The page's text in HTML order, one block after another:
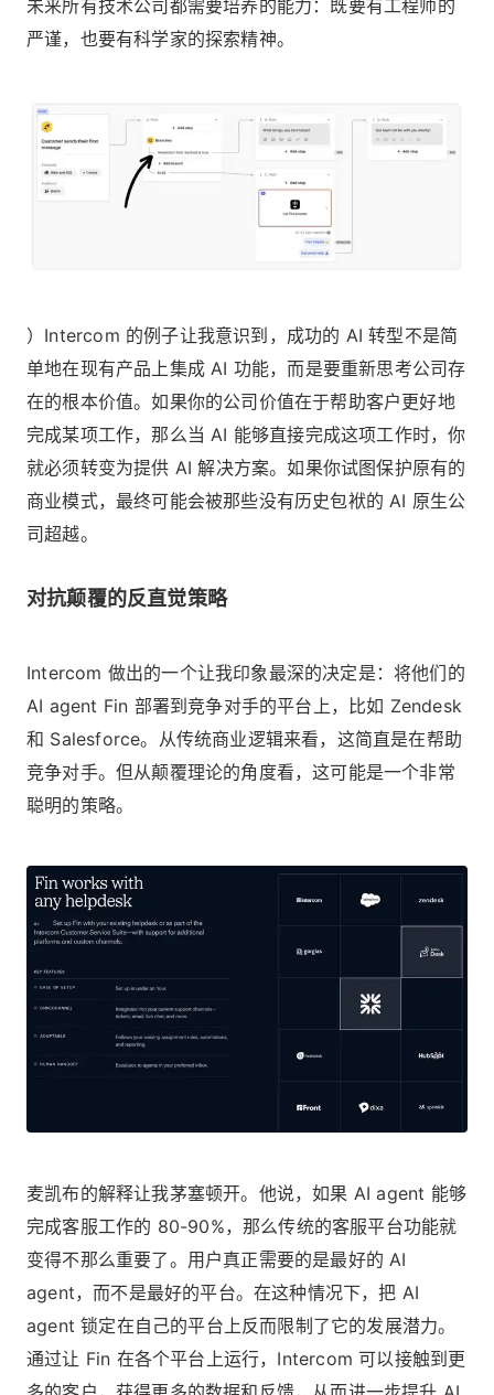
未来所有技术公司都需要培养的能力：既要有工程师的
严谨，也要有科学家的探索精神。
）Intercom 的例子让我意识到，成功的 AI 转型不是简
单地在现有产品上集成 AI 功能，而是要重新思考公司存
在的根本价值。如果你的公司价值在于帮助客户更好地
完成某项工作，那么当 AI 能够直接完成这项工作时，你
就必须转变为提供 AI 解决方案。如果你试图保护原有的
商业模式，最终可能会被那些没有历史包袱的 AI 原生公
司超越。
对抗颠覆的反直觉策略
Intercom 做出的一个让我印象最深的决定是：将他们的
AI agent Fin 部署到竞争对手的平台上，比如 Zendesk
和 Salesforce。从传统商业逻辑来看，这简直是在帮助
竞争对手。但从颠覆理论的角度看，这可能是一个非常
聪明的策略。
麦凯布的解释让我茅塞顿开。他说，如果 AI agent 能够
完成客服工作的 80-90%，那么传统的客服平台功能就
变得不那么重要了。用户真正需要的是最好的 AI
agent，而不是最好的平台。在这种情况下，把 AI
agent 锁定在自己的平台上反而限制了它的发展潜力。
通过让 Fin 在各个平台上运行，Intercom 可以接触到更